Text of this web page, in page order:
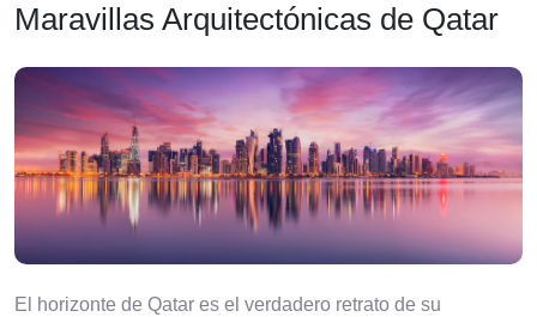
Maravillas Arquitectónicas de Qatar
El horizonte de Qatar es el verdadero retrato de su